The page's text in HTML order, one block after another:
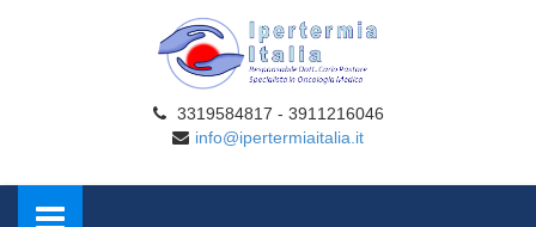
3319584817 - 3911216046
info@ipertermiaitalia.it